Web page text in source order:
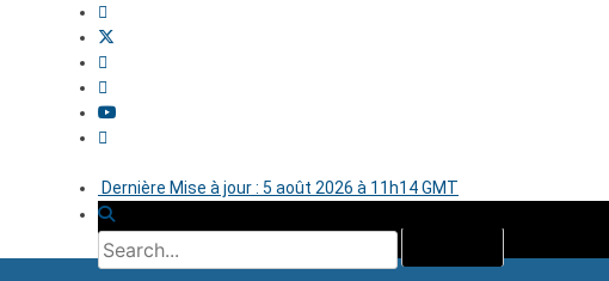
Dernière Mise à jour : 5 août 2026 à 11h14 GMT